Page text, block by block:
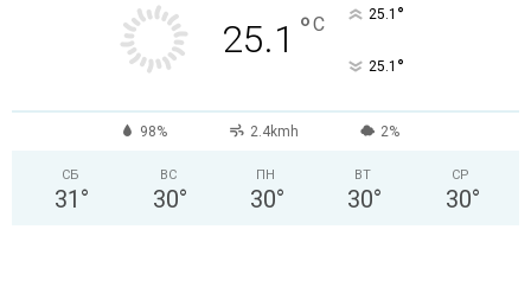
25.1 °C 25.1 °
25.1 °
98% 2.4kmh 2%
СБ
31 °
ВС
30°
ПН
30°
ВТ
30°
СР
30°